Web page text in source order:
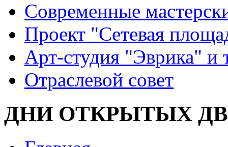
Современные
Проект "Сетевая
Арт-студия "Эврика" и
Отраслевой совет
ДНИ ОТКРЫТЫХ